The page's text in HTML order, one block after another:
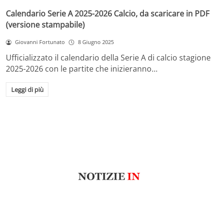
Calendario Serie A 2025-2026 Calcio, da scaricare in PDF
(versione stampabile)
Giovanni Fortunato 8 Giugno 2025
Ufficializzato il calendario della Serie A di calcio stagione
2025-2026 con le partite che inizieranno…
Leggi di più